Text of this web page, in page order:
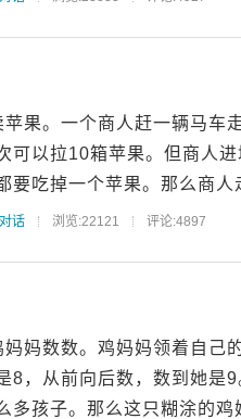
果。一个商人赶一辆马车
可以拉10箱苹果。但商人
要吃掉一个苹果。那么商
对话 浏览:22121 评论:4897
妈数数。鸡妈妈领着自己
8，从前向后数，数到她是
多孩子。那么这只糊涂的